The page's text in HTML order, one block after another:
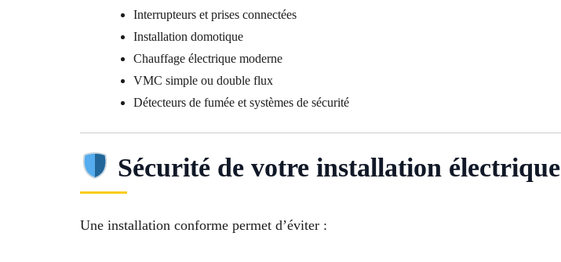
Interrupteurs et prises connectées
Installation domotique
Chauffage électrique moderne
VMC simple ou double flux
Détecteurs de fumée et systèmes de sécurité
Sécurité de votre installation électrique
Une installation conforme permet d’éviter :